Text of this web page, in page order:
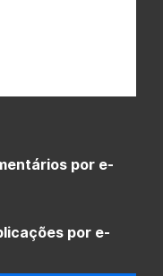
por e-
por e-